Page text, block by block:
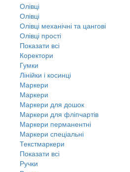
Олівці
Олівці
Олівці механічні та цангові
Олівці прості
Показати всі
Коректори
Гумки
Лінійки і косинці
Маркери
Маркери
Маркери для дошок
Маркери для фліпчартів
Маркери перманентні
Маркери спеціальні
Текстмаркери
Показати всі
Ручки